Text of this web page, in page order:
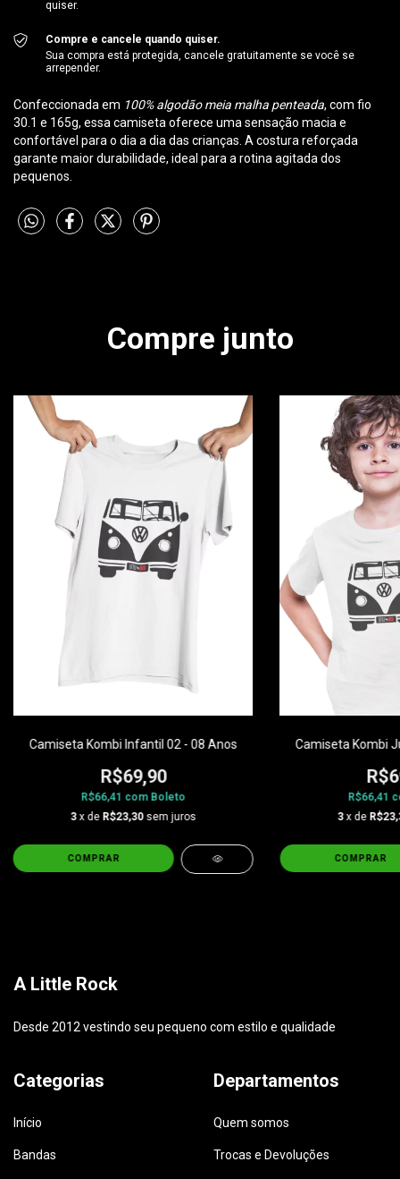
quiser.
Compre e cancele quando quiser.
Sua compra está protegida, cancele gratuitamente se você se
arrepender.
Confeccionada em 100% algodão meia malha penteada, com fio
30.1 e 165g, essa camiseta oferece uma sensação macia e
confortável para o dia a dia das crianças. A costura reforçada
garante maior durabilidade, ideal para a rotina agitada dos
pequenos.
Compre junto
Camiseta Kombi Infantil 02 - 08 Anos
R$69,90
R$66,41 com Boleto
3 x de R$23,30 sem juros
COMPRAR
Camiseta Kombi
R$66,41
3 x de
COMPRAR
A Little Rock
Desde 2012 vestindo seu pequeno com estilo e qualidade
Categorias
Início
Bandas
Departamentos
Quem somos
Trocas e Devoluções